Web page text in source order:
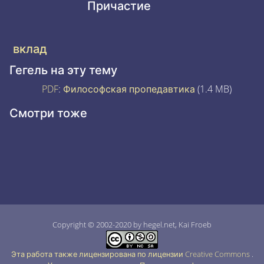
Причастие
вклад
Гегель на эту тему
PDF: Философская пропедавтика (1.4 MB)
Смотри тоже
Copyright © 2002-2020 by hegel.net, Kai Froeb
Эта работа также лицензирована по лицензии Creative Commons .